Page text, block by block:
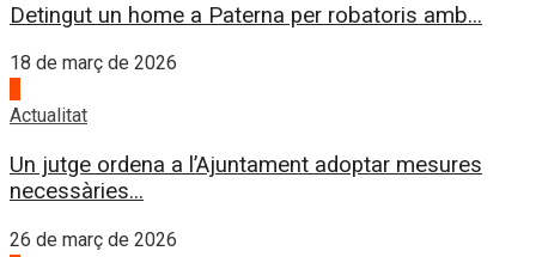
Detingut un home a Paterna per robatoris amb...
18 de març de 2026
Actualitat
Un jutge ordena a l’Ajuntament adoptar mesures
necessàries...
26 de març de 2026